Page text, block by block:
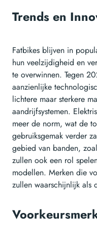
Trends en
Fatbikes blijven in
hun veelzijdigheid en
te overwinnen. Tegen
aanzienlijke
lichtere maar sterkere
aandrijfsystemen.
meer de norm, wat de
gebruiksgemak verder
gebied van banden,
zullen ook een rol
modellen. Merken die
zullen waarschijnlijk als